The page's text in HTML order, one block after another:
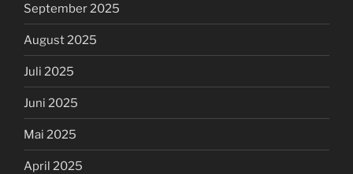
September 2025
August 2025
Juli 2025
Juni 2025
Mai 2025
April 2025